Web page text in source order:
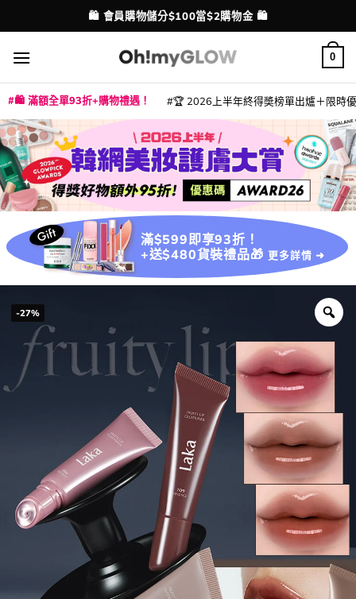
to
content
配送港澳
💳 支援消費券、FPS、八達通、PAYME、信用卡付款
0
🛍️ 滿額全單93折+購物禮遇！ 🏆 2026上半年終得奬榜單出爐＋限時
滿$599即享93折！
+送$480貨裝禮品🎁 更多詳情 ➜
-27%